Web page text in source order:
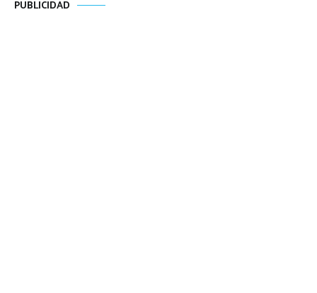
PUBLICIDAD